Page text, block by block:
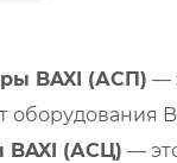
BAXI (АСП) —
BAXI (АСЦ) —